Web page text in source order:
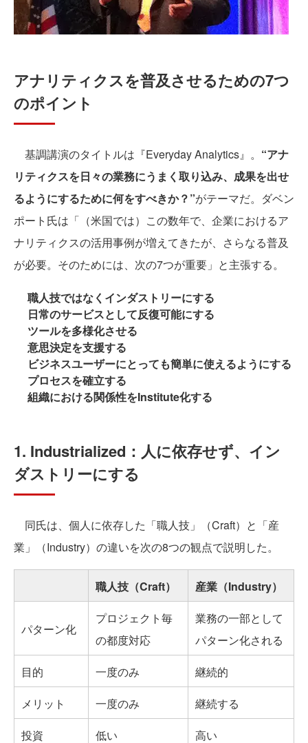
アナリティクスを普及させるための7つ
のポイント
基調講演のタイトルは『Everyday Analytics』。 “アナ
リティクスを日々の業務にうまく取り込み、成果を出せ
るようにするために何をすべきか？”がテーマだ。ダベン
ポート氏は「（米国では）この数年で、企業におけるア
ナリティクスの活用事例が増えてきたが、さらなる普及
が必要。そのためには、次の7つが重要」と主張する。
職人技ではなくインダストリーにする
日常のサービスとして反復可能にする
ツールを多様化させる
意思決定を支援する
ビジネスユーザーにとっても簡単に使えるようにする
プロセスを確立する
組織における関係性をInstitute化する
1. Industrialized：人に依存せず、イン
ダストリーにする
同氏は、個人に依存した「職人技」（Craft）と「産
業」（Industry）の違いを次の8つの観点で説明した。
職人技（Craft） 産業（Industry）
パターン化
プロジェクト毎
の都度対応
業務の一部として
パターン化される
目的
一度のみ
継続的
メリット
一度のみ
継続する
投資
低い 高い